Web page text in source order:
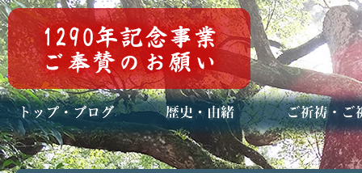
トップページ
ブログ(日々八百万)
お知らせ一覧 歴史・ご祭神
年中行事
メディア掲載 ご祈祷・ご祈
安産祈願
初宮参り
七五三詣
長寿のお祝い
神前結婚式
厄祓い・方位
車のお祓い
地鎮祭
神葬祭（神式